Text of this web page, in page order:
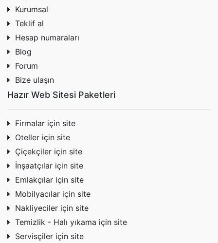
Kurumsal
Teklif al
Hesap numaraları
Blog
Forum
Bize ulaşın
Hazır Web Sitesi Paketleri
Firmalar için site
Oteller için site
Çiçekçiler için site
İnşaatçılar için site
Emlakçılar için site
Mobilyacılar için site
Nakliyeciler için site
Temizlik - Halı yıkama için site
Servisçiler için site